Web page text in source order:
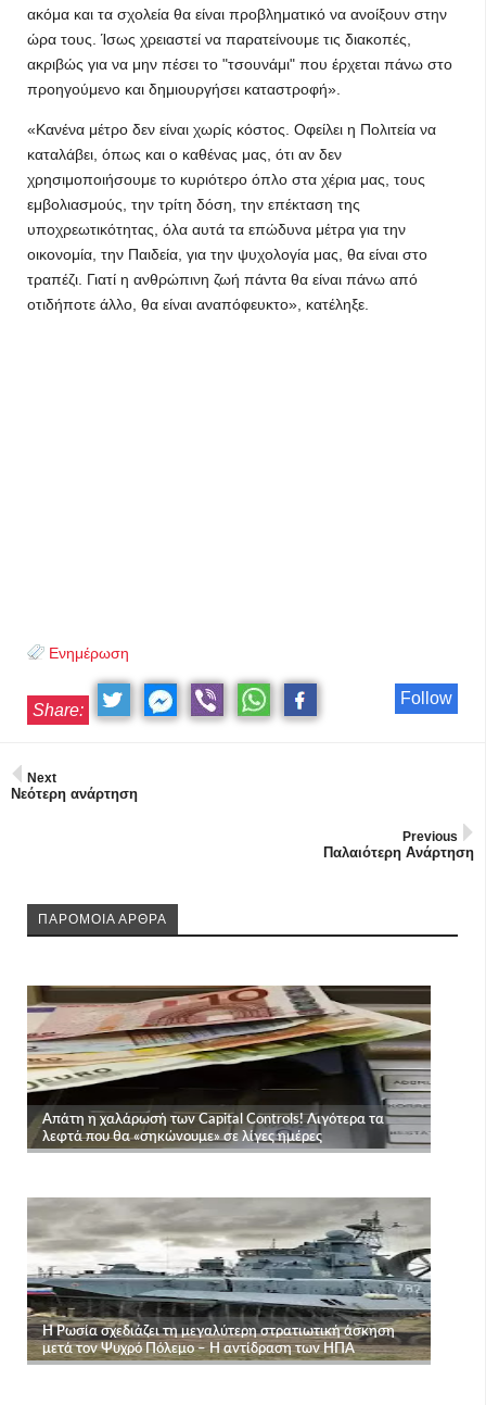
ακόμα και τα σχολεία θα είναι προβληματικό να ανοίξουν στην
ώρα τους. Ίσως χρειαστεί να παρατείνουμε τις διακοπές,
ακριβώς για να μην πέσει το "τσουνάμι" που έρχεται πάνω στο
προηγούμενο και δημιουργήσει καταστροφή».
«Κανένα μέτρο δεν είναι χωρίς κόστος. Οφείλει η Πολιτεία να
καταλάβει, όπως και ο καθένας μας, ότι αν δεν
χρησιμοποιήσουμε το κυριότερο όπλο στα χέρια μας, τους
εμβολιασμούς, την τρίτη δόση, την επέκταση της
υποχρεωτικότητας, όλα αυτά τα επώδυνα μέτρα για την
οικονομία, την Παιδεία, για την ψυχολογία μας, θα είναι στο
τραπέζι. Γιατί η ανθρώπινη ζωή πάντα θα είναι πάνω από
οτιδήποτε άλλο, θα είναι αναπόφευκτο», κατέληξε.
Ενημέρωση
Follow
Share:
Next
Νεότερη ανάρτηση
Previous
Παλαιότερη Ανάρτηση
ΠΑΡΟΜΟΙΑ ΑΡΘΡΑ